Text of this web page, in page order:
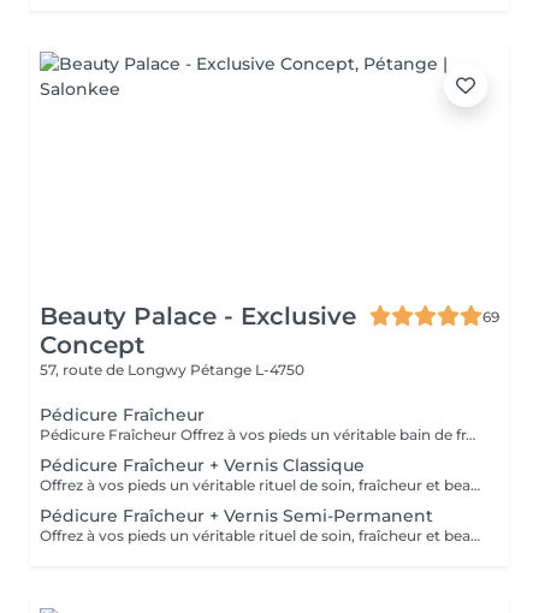
Beauty Palace - Exclusive
Concept
69
57, route de Longwy Pétange L-4750
Pédicure Fraîcheur
Pédicure Fraîcheur Offrez à vos pieds un véritable bain de fraîcheur ! Ce rituel estival associe un gommage au sel enrichi en huile d'amande douce, un bain de pieds effervescent relaxant et rafraîchissant, puis l'application d'un gel fraîcheur intense jusqu'aux mollets. Idéal pour délasser les pieds fatigués, apporter une agréable sensation de fraîcheur et de légèreté, ou simplement profiter d'un moment de bien-être particulièrement appréciable pendant les fortes chaleurs. Une expérience fraîche, relaxante et revitalisante le soin parfait pour l'été.
Pédicure Fraîcheur + Vernis Classique
Offrez à vos pieds un véritable rituel de soin, fraîcheur et beauté. Cette prestation comprend une pédicure complète, avec soin des ongles et des cuticules, travail des rugosités, suivie d'un gommage au sel enrichi en huile d'amande douce, d'un bain de pieds effervescent relaxant et rafraîchissant, puis de l'application d'un gel fraîcheur intense pouvant être remonté jusqu'aux mollets. Le soin se termine par la pose du vernis classique de votre choix pour des pieds parfaitement soignés et sublimés. Idéal pour délasser les pieds fatigués, apporter une agréable sensation de fraîcheur et de légèreté, ou simplement profiter d'un moment de bien-être particulièrement appréciable pendant les fortes chaleurs. Des pieds doux, frais, soignés et élégamment vernis le rituel parfait pour l'été.
Pédicure Fraîcheur + Vernis Semi-Permanent
Offrez à vos pieds un véritable rituel de soin, fraîcheur et beauté. Cette prestation comprend une pédicure complète, avec soin des ongles et des cuticules, travail des rugosités, suivie d'un gommage au sel enrichi en huile d'amande douce, d'un bain de pieds effervescent relaxant et rafraîchissant, puis de l'application d'un gel fraîcheur intense pouvant être remonté jusqu'aux mollets. Le soin se termine par la pose du vernis classique de votre choix pour des pieds parfaitement soignés et sublimés. Idéal pour délasser les pieds fatigués, apporter une agréable sensation de fraîcheur et de légèreté, ou simplement profiter d'un moment de bien-être particulièrement appréciable pendant les fortes chaleurs. Des pieds doux, frais, soignés et élégamment vernis le rituel parfait pour l'été.